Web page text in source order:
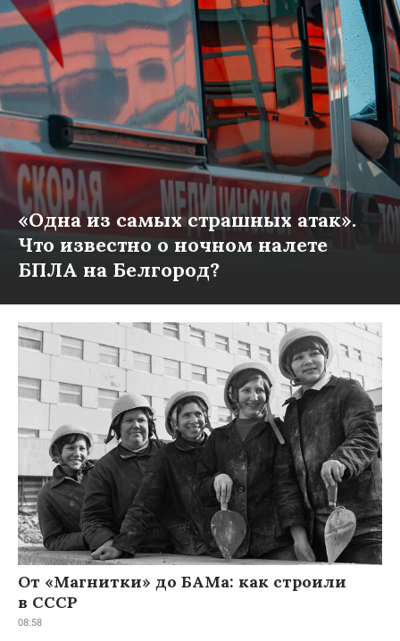
«Одна из самых страшных атак».
Что известно о ночном налете
БПЛА на Белгород?
От «Магнитки» до БАМа: как строили
в СССР
08:58